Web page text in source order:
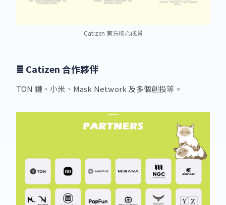
Catizen 官方核心成員
≣ Catizen合作夥伴
TON 鏈、小米、Mask Network 及多個創投等。